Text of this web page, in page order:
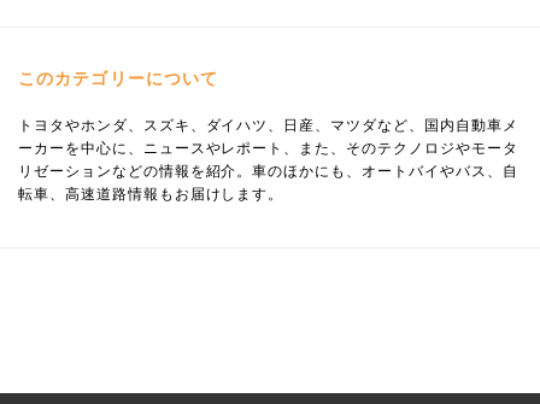
このカテゴリーについて
トヨタやホンダ、スズキ、ダイハツ、日産、マツダなど、国内自動車メ
ーカーを中心に、ニュースやレポート、また、そのテクノロジやモータ
リゼーションなどの情報を紹介。車のほかにも、オートバイやバス、自
転車、高速道路情報もお届けします。